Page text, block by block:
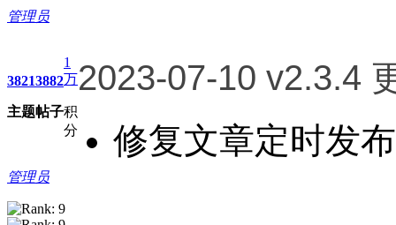
管理员
3821
主题
3882
帖子
1
万
积
分
管理员
2023-07-10 v2.3.4
修复文章定时发